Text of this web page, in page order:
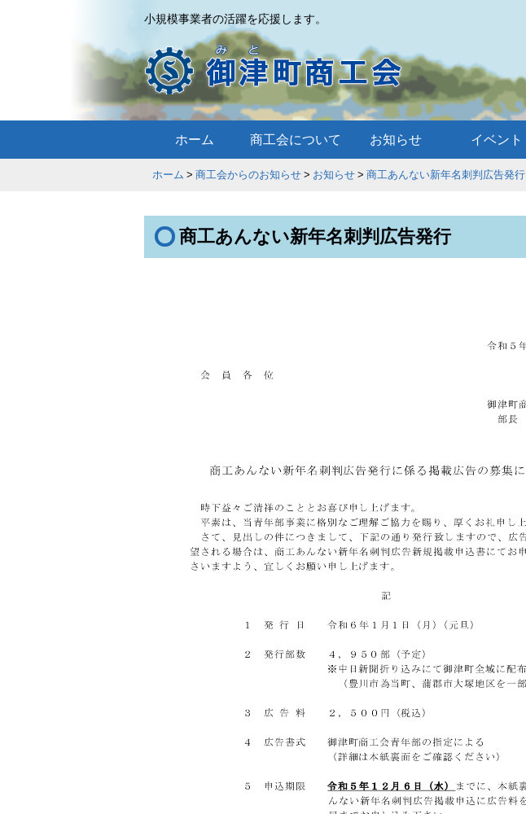
小規模事業者の活躍を応援します。
ホーム 商工会について お知らせ イベント
ホーム 商工会からのお知らせ お知らせ 商工あんない新年名刺判広告発行
商工あんない新年名刺判広告発行